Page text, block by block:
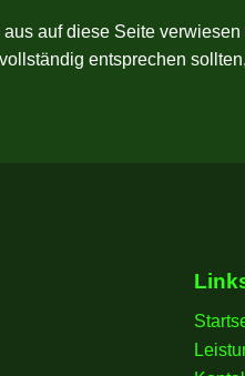
auf diese Seite
entsprechen